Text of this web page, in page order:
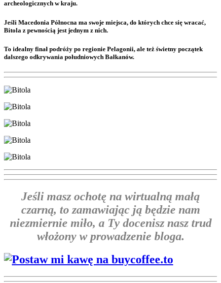
archeologicznych w kraju.
Jeśli Macedonia Północna ma swoje miejsca, do których chce się wracać,
Bitola z pewnością jest jednym z nich.
To idealny finał podróży po regionie Pelagonii, ale też świetny początek
dalszego odkrywania południowych Bałkanów.
Jeśli masz ochotę na wirtualną małą
czarną, to zamawiając ją będzie nam
niezmiernie miło, a Ty docenisz nasz trud
włożony w prowadzenie bloga.